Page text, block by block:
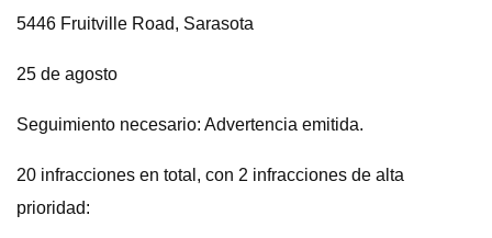
5446 Fruitville Road, Sarasota
25 de agosto
Seguimiento necesario: Advertencia emitida.
20 infracciones en total, con 2 infracciones de alta
prioridad: